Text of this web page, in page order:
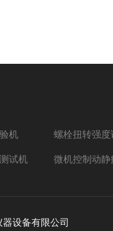
机 螺栓扭转强度
试机 微机控制动
设备有限公司